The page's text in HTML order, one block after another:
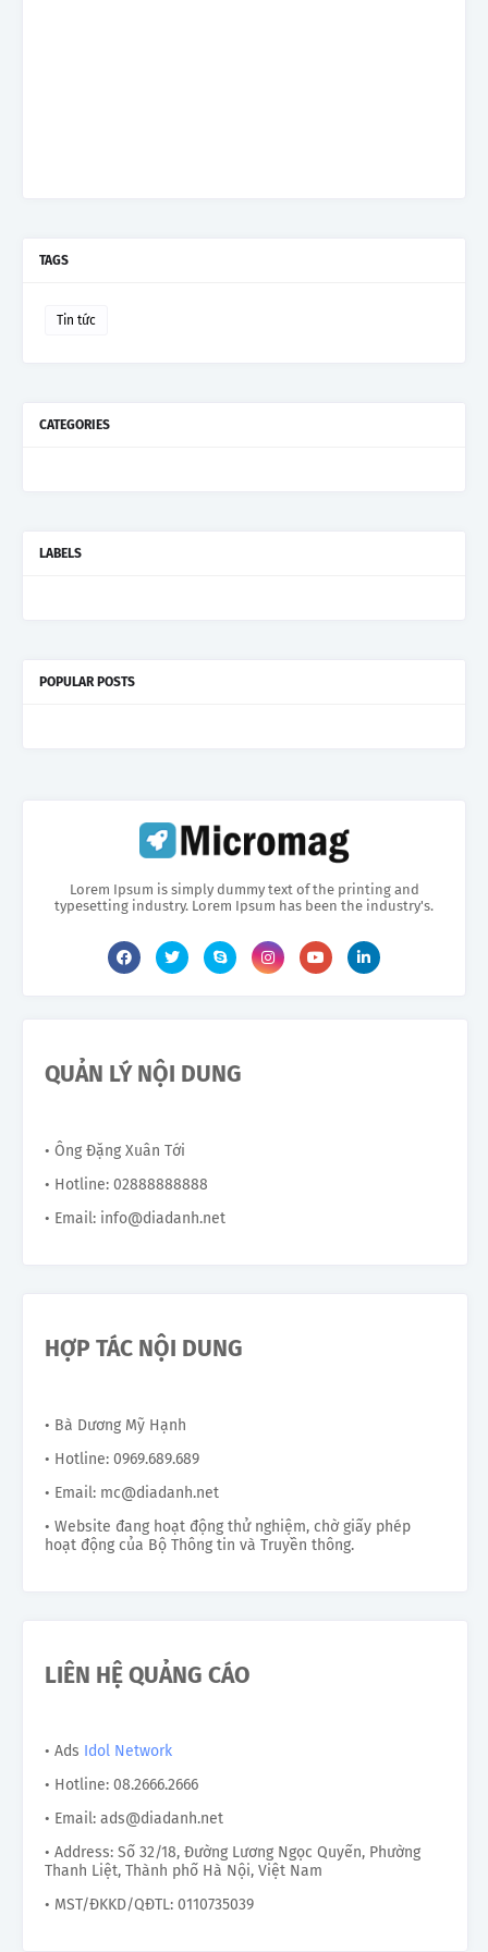
TAGS
Tin tức
CATEGORIES
LABELS
POPULAR POSTS
Lorem Ipsum is simply dummy text of the printing and
typesetting industry. Lorem Ipsum has been the industry's.
QUẢN LÝ NỘI DUNG
• Ông Đặng Xuân Tới
• Hotline: 02888888888
• Email: info@diadanh.net
HỢP TÁC NỘI DUNG
• Bà Dương Mỹ Hạnh
• Hotline: 0969.689.689
• Email: mc@diadanh.net
• Website đang hoạt động thử nghiệm, chờ giấy phép
hoạt động của Bộ Thông tin và Truyền thông.
LIÊN HỆ QUẢNG CÁO
• Ads Idol Network
• Hotline: 08.2666.2666
• Email: ads@diadanh.net
• Address: Số 32/18, Đường Lương Ngọc Quyến, Phường
Thanh Liệt, Thành phố Hà Nội, Việt Nam
• MST/ĐKKD/QĐTL: 0110735039